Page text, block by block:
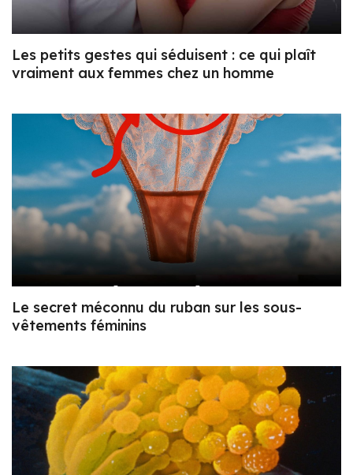
Les petits gestes qui séduisent : ce qui plaît
vraiment aux femmes chez un homme
Le secret méconnu du ruban sur les sous-
vêtements féminins